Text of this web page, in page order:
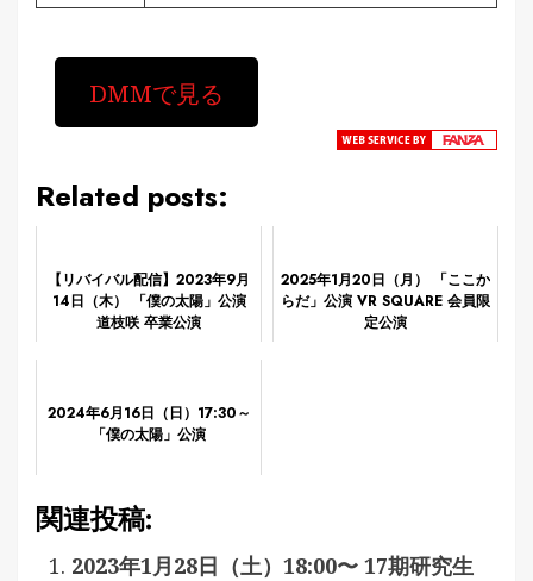
DMMで見る
Related posts:
【リバイバル配信】2023年9月
14日（木） 「僕の太陽」公演
道枝咲 卒業公演
2025年1月20日（月） 「ここか
らだ」公演 VR SQUARE 会員限
定公演
2024年6月16日（日）17:30～
「僕の太陽」公演
関連投稿:
2023年1月28日（土）18:00〜 17期研究生